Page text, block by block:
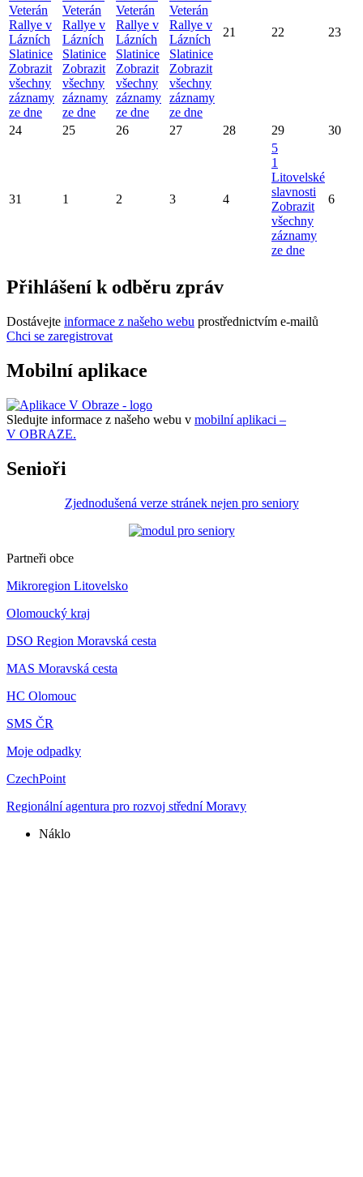
Veterán
Rallye v
Lázních
Slatinice
Zobrazit
všechny
záznamy
ze dne
Veterán
Rallye v
Lázních
Slatinice
Zobrazit
všechny
záznamy
ze dne
Veterán
Rallye v
Lázních
Slatinice
Zobrazit
všechny
záznamy
ze dne
Veterán
Rallye v
Lázních
Slatinice
Zobrazit
všechny
záznamy
ze dne
21 22 23
24 25 26 27 28 29 30
31 1 2 3 4
5
1
Litovelské
slavnosti
Zobrazit
všechny
záznamy
ze dne
6
Přihlášení k odběru zpráv
Dostávejte informace z našeho webu prostřednictvím e-mailů
Chci se zaregistrovat
Mobilní aplikace
Sledujte informace z našeho webu v mobilní aplikaci –
V OBRAZE.
Senioři
Zjednodušená verze stránek nejen pro seniory
Partneři obce
Mikroregion Litovelsko
Olomoucký kraj
DSO Region Moravská cesta
MAS Moravská cesta
HC Olomouc
SMS ČR
Moje odpadky
CzechPoint
Regionální agentura pro rozvoj střední Moravy
Náklo